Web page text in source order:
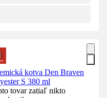
kotva Den Braven
S 380 ml
tovar zatiaľ nikto